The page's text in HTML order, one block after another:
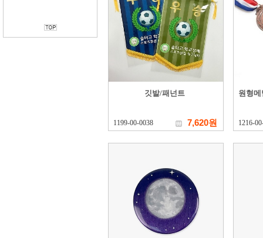
깃발/패넌트
1199-00-0038 7,620원
원형메
1216-